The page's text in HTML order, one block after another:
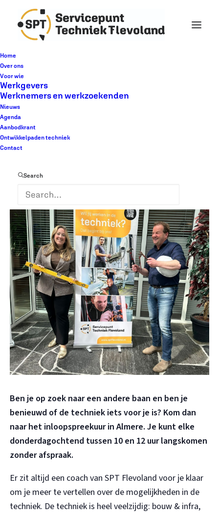
Home
Over ons
Voor wie
Werkgevers
Werknemers en werkzoekenden
Nieuws
Agenda
Aanbodkrant
Ontwikkelpaden techniek
Contact
Search
« Alle Evenementen
Dit evenement is voorbij.
Inloopspreekuur Almere
juli 16 @ 10:00
Ben je op zoek naar een andere baan en ben je
benieuwd of de techniek iets voor je is? Kom dan
naar het inloopspreekuur in Almere. Je kunt elke
donderdagochtend tussen 10 en 12 uur langskomen
zonder afspraak.
Er zit altijd een coach van SPT Flevoland voor je klaar
om je meer te vertellen over de mogelijkheden in de
techniek. De techniek is heel veelzijdig: bouw & infra,